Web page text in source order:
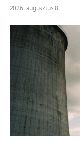
2026. augusztus 8.